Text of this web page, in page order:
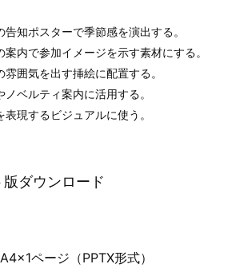
知ポスターで季節感を演出する。
内で参加イメージを示す素材にする。
囲気を出す挿絵に配置する。
ベルティ案内に活用する。
現するビジュアルに使う。
ダウンロード
ページ（PPTX形式）